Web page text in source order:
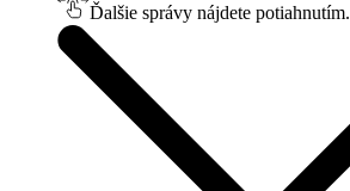
Ďalšie správy nájdete potiahnutím.